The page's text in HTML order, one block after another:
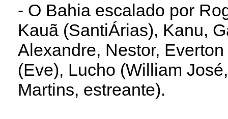
- O Bahia escalado por
Kauã (SantiÁrias), Kanu,
Alexandre, Nestor,
(Eve), Lucho (William
Martins, estreante).